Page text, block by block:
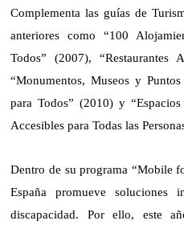
Complementa las guías de
anteriores como “100
Todos” (2007), “Restaurantes
“Monumentos, Museos y
para Todos” (2010) y
Accesibles para Todas las
Dentro de su programa “Mobile
España promueve soluciones
discapacidad. Por ello, este